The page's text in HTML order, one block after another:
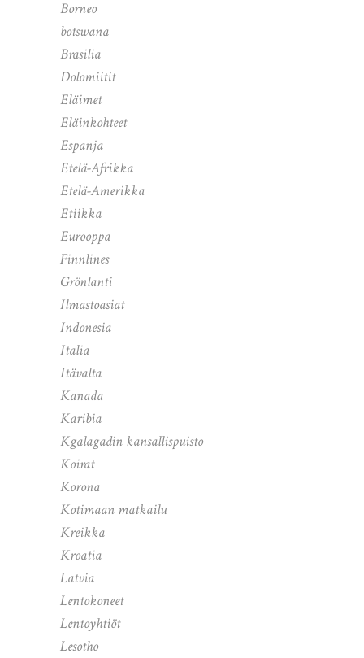
Borneo
botswana
Brasilia
Dolomiitit
Eläimet
Eläinkohteet
Espanja
Etelä-Afrikka
Etelä-Amerikka
Etiikka
Eurooppa
Finnlines
Grönlanti
Ilmastoasiat
Indonesia
Italia
Itävalta
Kanada
Karibia
Kgalagadin kansallispuisto
Koirat
Korona
Kotimaan matkailu
Kreikka
Kroatia
Latvia
Lentokoneet
Lentoyhtiöt
Lesotho